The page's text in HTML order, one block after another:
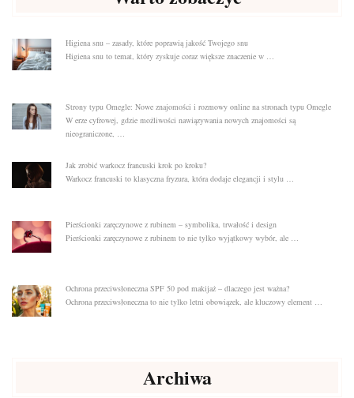
Higiena snu – zasady, które poprawią jakość Twojego snu
Higiena snu to temat, który zyskuje coraz większe znaczenie w …
Strony typu Omegle: Nowe znajomości i rozmowy online na stronach typu Omegle
W erze cyfrowej, gdzie możliwości nawiązywania nowych znajomości są
nieograniczone, …
Jak zrobić warkocz francuski krok po kroku?
Warkocz francuski to klasyczna fryzura, która dodaje elegancji i stylu …
Pierścionki zaręczynowe z rubinem – symbolika, trwałość i design
Pierścionki zaręczynowe z rubinem to nie tylko wyjątkowy wybór, ale …
Ochrona przeciwsłoneczna SPF 50 pod makijaż – dlaczego jest ważna?
Ochrona przeciwsłoneczna to nie tylko letni obowiązek, ale kluczowy element …
Archiwa